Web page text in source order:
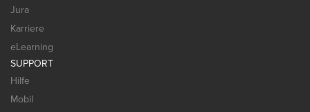
Jura
Karriere
eLearning
SUPPORT
Hilfe
Mobil